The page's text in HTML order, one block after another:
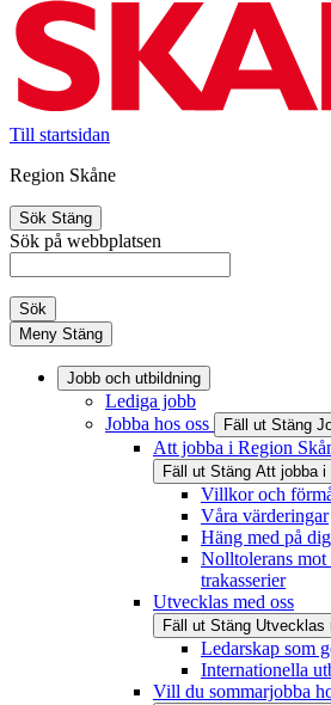
Till startsidan
Region Skåne
Sök Stäng
Sök på webbplatsen
Sök
Meny Stäng
Jobb och utbildning
Lediga jobb
Jobba hos oss
Fäll ut Stäng
Att jobba i Region
Fäll ut Stäng Att jobba i
Villkor och
Våra värderingar
Häng med på
Nolltolerans
trakasserier
Utvecklas med oss
Fäll ut Stäng Utvecklas
Ledarskap som
Internationella
Vill du sommarjobba